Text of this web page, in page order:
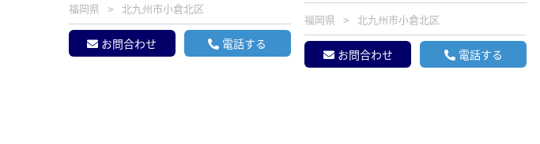
福岡県 北九州市小倉北区
お問合わせ 電話する
福岡県 北九州市小倉北区
お問合わせ 電話する